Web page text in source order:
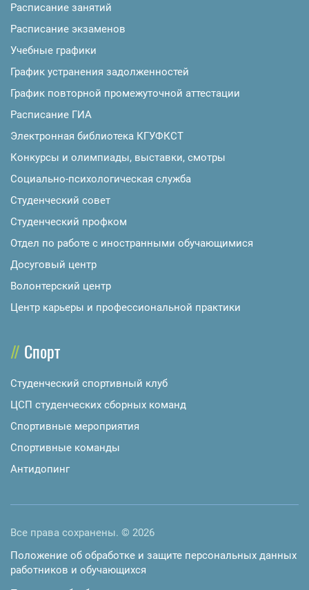
Расписание занятий
Расписание экзаменов
Учебные графики
График устранения задолженностей
График повторной промежуточной аттестации
Расписание ГИА
Электронная библиотека КГУФКСТ
Конкурсы и олимпиады, выставки, смотры
Социально-психологическая служба
Студенческий совет
Студенческий профком
Отдел по работе с иностранными обучающимися
Досуговый центр
Волонтерский центр
Центр карьеры и профессиональной практики
Спорт
Студенческий спортивный клуб
ЦСП студенческих сборных команд
Спортивные мероприятия
Спортивные команды
Антидопинг
Все права сохранены. © 2026
Положение об обработке и защите персональных данных
работников и обучающихся